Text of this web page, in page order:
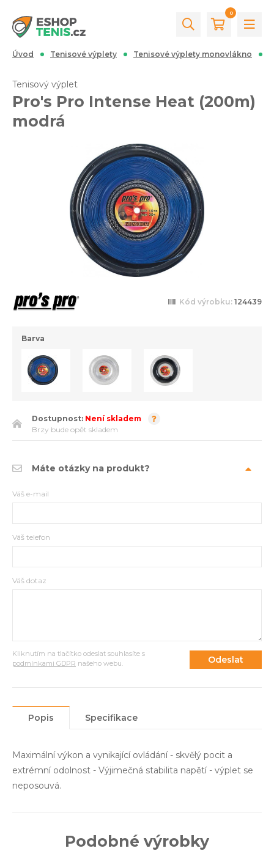
0
Úvod Tenisové výplety Tenisové výplety monovlákno
Tenisový výplet
Pro's Pro Intense Heat (200m)
modrá
Kód výrobku: 124439
Barva
Dostupnost: Není skladem
Brzy bude opět skladem
Máte otázky na produkt?
Váš e-mail
Váš telefon
Váš dotaz
Kliknutím na tlačítko odeslat souhlasíte s
podmínkami GDPR našeho webu. Odeslat
Popis Specifikace
Maximální výkon a vynikající ovládání - skvělý pocit a
extrémní odolnost - Výjimečná stabilita napětí - výplet se
neposouvá.
Podobné výrobky